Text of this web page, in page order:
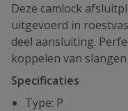
Deze camlock
uitgevoerd in
deel aansluiting.
koppelen van
Specificaties
Type: P